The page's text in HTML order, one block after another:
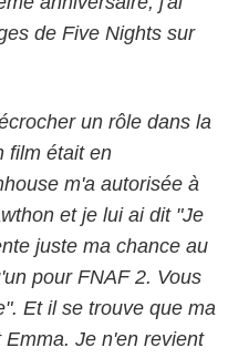
de Five Nights sur
un rôle dans la
film était en
m'a autorisée à
et je lui ai dit "Je
juste ma chance au
pour FNAF 2. Vous
Et il se trouve que ma
Je n'en revient